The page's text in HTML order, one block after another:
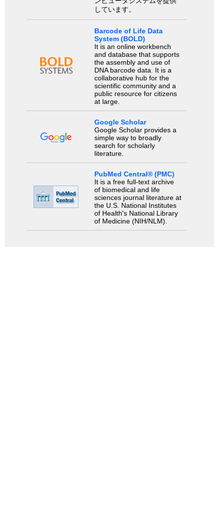
しています。
Barcode of Life Data
System (BOLD)
It is an online workbench
and database that supports
the assembly and use of
DNA barcode data. It is a
collaborative hub for the
scientific community and a
public resource for citizens
at large.
Google Scholar
Google Scholar provides a
simple way to broadly
search for scholarly
literature.
PubMed Central® (PMC)
It is a free full-text archive
of biomedical and life
sciences journal literature at
the U.S. National Institutes
of Health's National Library
of Medicine (NIH/NLM).